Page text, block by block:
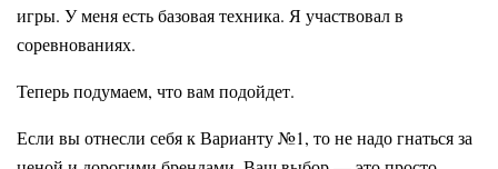
игры. У меня есть базовая техника. Я участвовал в
соревнованиях.
Теперь подумаем, что вам подойдет.
Если вы отнесли себя к Варианту №1, то не надо гнаться за